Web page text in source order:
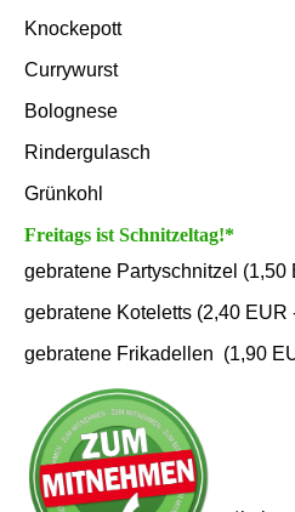
Knockepott
Currywurst
Bolognese
Rindergulasch
Grünkohl
Freitags ist Schnitzeltag!*
gebratene Partyschnitzel (1,50
gebratene Koteletts (2,40 EUR
gebratene Frikadellen (1,90